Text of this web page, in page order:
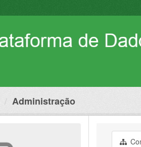
Administração